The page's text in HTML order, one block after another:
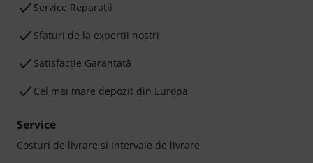
Service Reparații
Sfaturi de la experții noștri
Satisfacție Garantată
Cel mai mare depozit din Europa
Service
Costuri de livrare şi Intervale de livrare